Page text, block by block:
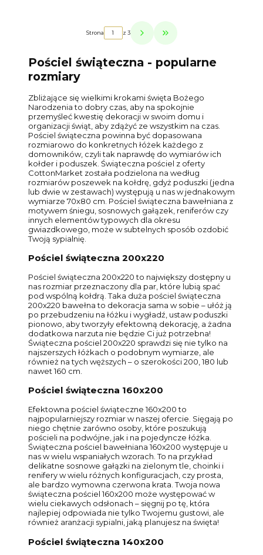
Strona z 3
Przejdź do ostatniej strony z
Pościel świąteczna - popularne
rozmiary
Zbliżające się wielkimi krokami święta Bożego
Narodzenia to dobry czas, aby na spokojnie
przemyśleć kwestię dekoracji w swoim domu i
organizacji świąt, aby zdążyć ze wszystkim na czas.
Pościel świąteczna powinna być dopasowana
rozmiarowo do konkretnych łóżek każdego z
domowników, czyli tak naprawdę do wymiarów ich
kołder i poduszek. Świąteczna pościel z oferty
CottonMarket została podzielona na według
rozmiarów poszewek na kołdrę, gdyż poduszki (jedna
lub dwie w zestawach) występują u nas w jednakowym
wymiarze 70x80 cm. Pościel świąteczna bawełniana z
motywem śniegu, sosnowych gałązek, reniferów czy
innych elementów typowych dla okresu
gwiazdkowego, może w subtelnych sposób ozdobić
Twoją sypialnię.
Pościel świąteczna 200x220
Pościel świąteczna 200x220 to największy dostępny u
nas rozmiar przeznaczony dla par, które lubią spać
pod wspólną kołdrą. Taka duża pościel świąteczna
200x220 bawełna to dekoracja sama w sobie – ułóż ją
po przebudzeniu na łóżku i wygładź, ustaw poduszki
pionowo, aby tworzyły efektowną dekorację, a żadna
dodatkowa narzuta nie będzie Ci już potrzebna!
Świąteczna pościel 200x220 sprawdzi się nie tylko na
najszerszych łóżkach o podobnym wymiarze, ale
również na tych węższych – o szerokości 200, 180 lub
nawet 160 cm.
Pościel świąteczna 160x200
Efektowna pościel świąteczne 160x200 to
najpopularniejszy rozmiar w naszej ofercie. Sięgają po
niego chętnie zarówno osoby, które poszukują
pościeli na podwójne, jak i na pojedyncze łóżka.
Świąteczna pościel bawełniana 160x200 występuje u
nas w wielu wspaniałych wzorach. To na przykład
delikatne sosnowe gałązki na zielonym tle, choinki i
renifery w wielu różnych konfiguracjach, czy prosta,
ale bardzo wymowna czerwona krata. Twoja nowa
świąteczna pościel 160x200 może występować w
wielu ciekawych odsłonach – sięgnij po tę, która
najlepiej odpowiada nie tylko Twojemu gustowi, ale
również aranżacji sypialni, jaką planujesz na święta!
Pościel świąteczna 140x200